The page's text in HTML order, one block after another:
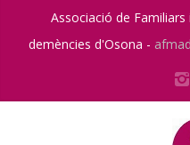
Associació de
demències d'Osona -